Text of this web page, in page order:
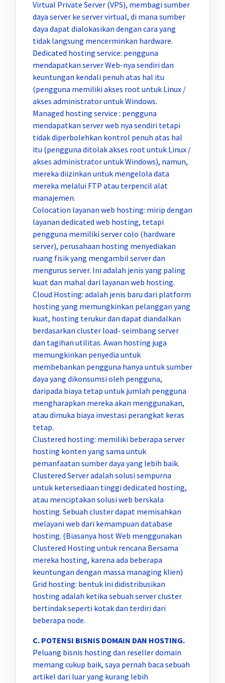
Virtual Private Server (VPS), membagi sumber
daya server ke server virtual, di mana sumber
daya dapat dialokasikan dengan cara yang
tidak langsung mencerminkan hardware.
Dedicated hosting service: pengguna
mendapatkan server Web-nya sendiri dan
keuntungan kendali penuh atas hal itu
(pengguna memiliki akses root untuk Linux /
akses administrator untuk Windows.
Managed hosting service : pengguna
mendapatkan server web nya sendiri tetapi
tidak diperbolehkan kontrol penuh atas hal
itu (pengguna ditolak akses root untuk Linux /
akses administrator untuk Windows), namun,
mereka diizinkan untuk mengelola data
mereka melalui FTP atau terpencil alat
manajemen.
Colocation layanan web hosting: mirip dengan
layanan dedicated web hosting, tetapi
pengguna memiliki server colo (hardware
server), perusahaan hosting menyediakan
ruang fisik yang mengambil server dan
mengurus server. Ini adalah jenis yang paling
kuat dan mahal dari layanan web hosting.
Cloud Hosting: adalah jenis baru dari platform
hosting yang memungkinkan pelanggan yang
kuat, hosting terukur dan dapat diandalkan
berdasarkan cluster load- seimbang server
dan tagihan utilitas. Awan hosting juga
memungkinkan penyedia untuk
membebankan pengguna hanya untuk sumber
daya yang dikonsumsi oleh pengguna,
daripada biaya tetap untuk jumlah pengguna
mengharapkan mereka akan menggunakan,
atau dimuka biaya investasi perangkat keras
tetap.
Clustered hosting: memiliki beberapa server
hosting konten yang sama untuk
pemanfaatan sumber daya yang lebih baik.
Clustered Server adalah solusi sempurna
untuk ketersediaan tinggi dedicated hosting,
atau menciptakan solusi web berskala
hosting. Sebuah cluster dapat memisahkan
melayani web dari kemampuan database
hosting. (Biasanya host Web menggunakan
Clustered Hosting untuk rencana Bersama
mereka hosting, karena ada beberapa
keuntungan dengan massa managing klien)
Grid hosting: bentuk ini didistribusikan
hosting adalah ketika sebuah server cluster
bertindak seperti kotak dan terdiri dari
beberapa node.
C. POTENSI BISNIS DOMAIN DAN HOSTING.
Peluang bisnis hosting dan reseller domain
memang cukup baik, saya pernah baca sebuah
artikel dari luar yang kurang lebih